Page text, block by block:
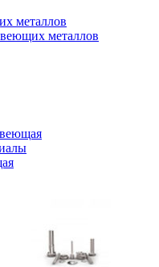
металлов
металлов